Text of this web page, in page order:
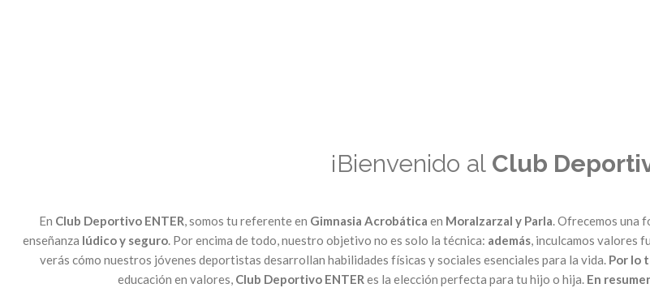
¡Bienvenido al Club
En Club Deportivo ENTER, somos tu referente en Gimnasia Acrobática en Moralzarzal y Parla. Ofrecemos una
enseñanza lúdico y seguro. Por encima de todo, nuestro objetivo no es solo la técnica: además, inculcamos valores
verás cómo nuestros jóvenes deportistas desarrollan habilidades físicas y sociales esenciales para la vida. Por lo
educación en valores, Club Deportivo ENTER es la elección perfecta para tu hijo o hija. En